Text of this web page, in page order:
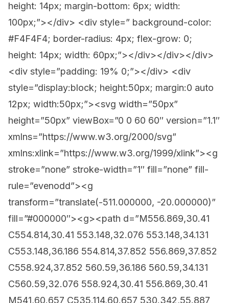
height: 14px; margin-bottom: 6px; width:
100px;”></div> <div style=” background-color:
#F4F4F4; border-radius: 4px; flex-grow: 0;
height: 14px; width: 60px;”></div></div></div>
<div style=”padding: 19% 0;”></div> <div
style=”display:block; height:50px; margin:0 auto
12px; width:50px;”><svg width=”50px”
height=”50px” viewBox=”0 0 60 60″ version=”1.1″
xmlns=”https://www.w3.org/2000/svg”
xmlns:xlink=”https://www.w3.org/1999/xlink”><g
stroke=”none” stroke-width=”1″ fill=”none” fill-
rule=”evenodd”><g
transform=”translate(-511.000000, -20.000000)”
fill=”#000000″><g><path d=”M556.869,30.41
C554.814,30.41 553.148,32.076 553.148,34.131
C553.148,36.186 554.814,37.852 556.869,37.852
C558.924,37.852 560.59,36.186 560.59,34.131
C560.59,32.076 558.924,30.41 556.869,30.41
M541,60.657 C535.114,60.657 530.342,55.887